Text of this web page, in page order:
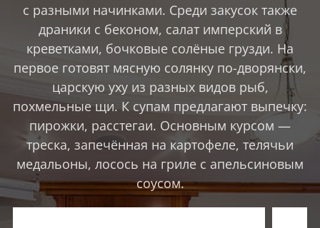
с разными начинками. Среди закусок также
драники с беконом, салат имперский в
креветками, бочковые солёные грузди. На
первое готовят мясную солянку по-дворянски,
царскую уху из разных видов рыб,
похмельные щи. К супам предлагают выпечку:
пирожки, расстегаи. Основным курсом —
треска, запечённая на картофеле, телячьи
медальоны, лосось на гриле с апельсиновым
соусом.